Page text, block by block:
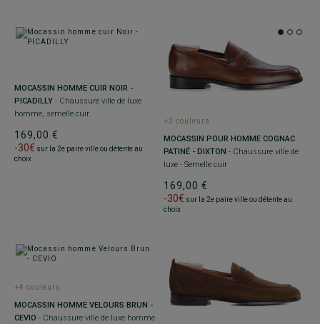
MOCASSIN HOMME CUIR NOIR -
PICADILLY - Chaussure ville de luxe
homme, semelle cuir
169,00 €
-30€ sur la 2e paire ville ou détente au
choix
+2 couleurs
MOCASSIN POUR HOMME COGNAC
PATINÉ - DIXTON - Chaussure ville de
luxe - Semelle cuir
169,00 €
-30€ sur la 2e paire ville ou détente au
choix
+4 couleurs
MOCASSIN HOMME VELOURS BRUN -
CEVIO - Chaussure ville de luxe homme